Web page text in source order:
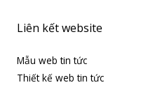
Liên kết website
Mẫu web tin tức
Thiết kế web tin tức